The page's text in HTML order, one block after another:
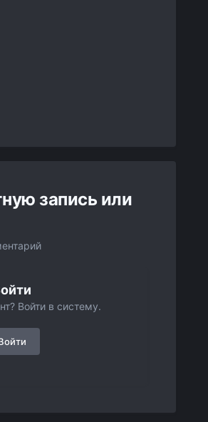
запись или
Войти в систему.